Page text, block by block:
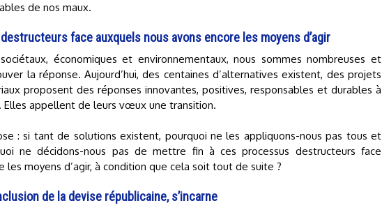
de nos maux.
face auxquels nous avons encore les moyens d’agir
économiques et environnementaux, nous sommes nombreuses et
la réponse. Aujourd’hui, des centaines d’alternatives existent, des projets
proposent des réponses innovantes, positives, responsables et durables à
Elles appellent de leurs vœux une transition.
: si tant de solutions existent, pourquoi ne les appliquons-nous pas tous et
ne décidons-nous pas de mettre fin à ces processus destructeurs face
les moyens d’agir, à condition que cela soit tout de suite ?
de la devise républicaine, s’incarne